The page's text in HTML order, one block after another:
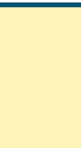
page page page